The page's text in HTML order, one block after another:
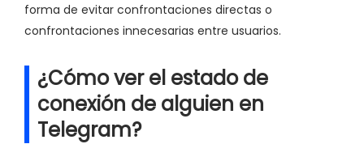
forma de evitar confrontaciones directas o
confrontaciones innecesarias entre usuarios.
¿Cómo ver el estado de
conexión de alguien en
Telegram?